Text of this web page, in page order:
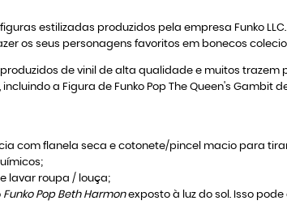
figuras estilizadas produzidos pela empresa Funko
os seus personagens favoritos em bonecos
produzidos de vinil de alta qualidade e muitos
a Figura de Funko Pop The Queen's Gambit
com flanela seca e cotonete/pincel macio para
lavar roupa / louça;
Funko Pop Beth Harmonexposto à luz do sol. Isso